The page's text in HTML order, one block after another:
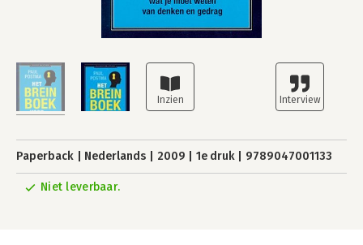
Paperback Nederlands 2009 1e druk 9789047001133
Niet leverbaar.